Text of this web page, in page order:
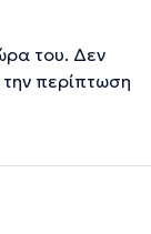
του. Δεν
την περίπτωση